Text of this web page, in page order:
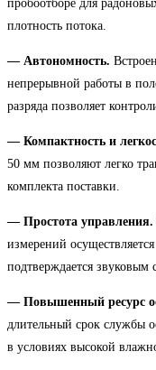
пробоотборе для
плотность потока.
— Автономность.
непрерывной работы в
разряда позволяет
— Компактность и
50 мм позволяют легко
комплекта поставки.
— Простота управления.
измерений
подтверждается звуковым
— Повышенный ресурс
длительный срок службы
в условиях высокой